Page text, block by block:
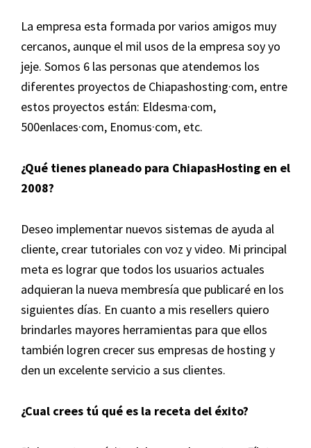
La empresa esta formada por varios amigos muy
cercanos, aunque el mil usos de la empresa soy yo
jeje. Somos 6 las personas que atendemos los
diferentes proyectos de Chiapashosting·com, entre
estos proyectos están: Eldesma·com,
500enlaces·com, Enomus·com, etc.
¿Qué tienes planeado para ChiapasHosting en el
2008?
Deseo implementar nuevos sistemas de ayuda al
cliente, crear tutoriales con voz y video. Mi principal
meta es lograr que todos los usuarios actuales
adquieran la nueva membresía que publicaré en los
siguientes días. En cuanto a mis resellers quiero
brindarles mayores herramientas para que ellos
también logren crecer sus empresas de hosting y
den un excelente servicio a sus clientes.
¿Cual crees tú qué es la receta del éxito?